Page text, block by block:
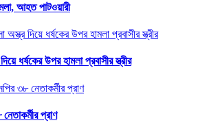
আহত পাটওয়ারী
ধর্ষকের উপর হামলা প্রবাসীর স্ত্রীর
প্রাণ